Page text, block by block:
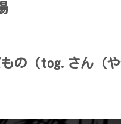
の（tog.さん（や